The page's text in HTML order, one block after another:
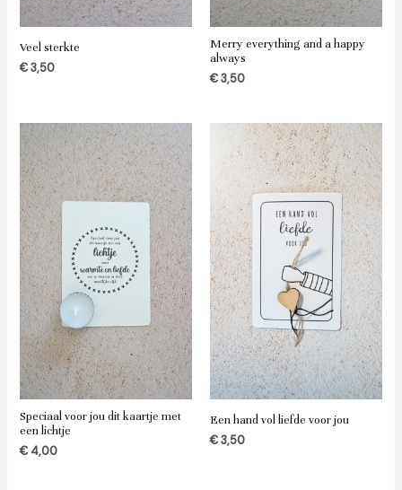
Veel sterkte
€3,50
Merry everything and a happy
always
€3,50
Speciaal voor jou dit kaartje met
een lichtje
€4,00
Een hand vol liefde voor jou
€3,50